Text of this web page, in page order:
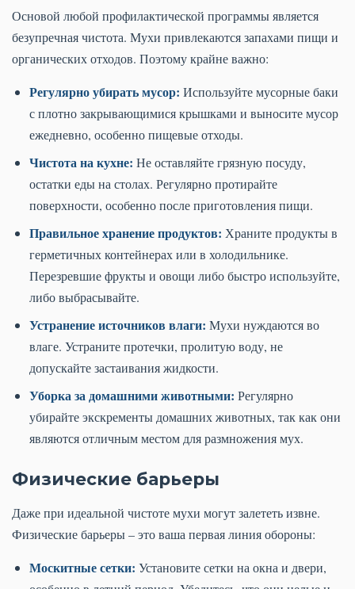
Основой любой профилактической программы является
безупречная чистота. Мухи привлекаются запахами пищи и
органических отходов. Поэтому крайне важно:
Регулярно убирать мусор: Используйте мусорные баки
с плотно закрывающимися крышками и выносите мусор
ежедневно, особенно пищевые отходы.
Чистота на кухне: Не оставляйте грязную посуду,
остатки еды на столах. Регулярно протирайте
поверхности, особенно после приготовления пищи.
Правильное хранение продуктов: Храните продукты в
герметичных контейнерах или в холодильнике.
Перезревшие фрукты и овощи либо быстро используйте,
либо выбрасывайте.
Устранение источников влаги: Мухи нуждаются во
влаге. Устраните протечки, пролитую воду, не
допускайте застаивания жидкости.
Уборка за домашними животными: Регулярно
убирайте экскременты домашних животных, так как они
являются отличным местом для размножения мух.
Физические барьеры
Даже при идеальной чистоте мухи могут залететь извне.
Физические барьеры – это ваша первая линия обороны:
Москитные сетки: Установите сетки на окна и двери,